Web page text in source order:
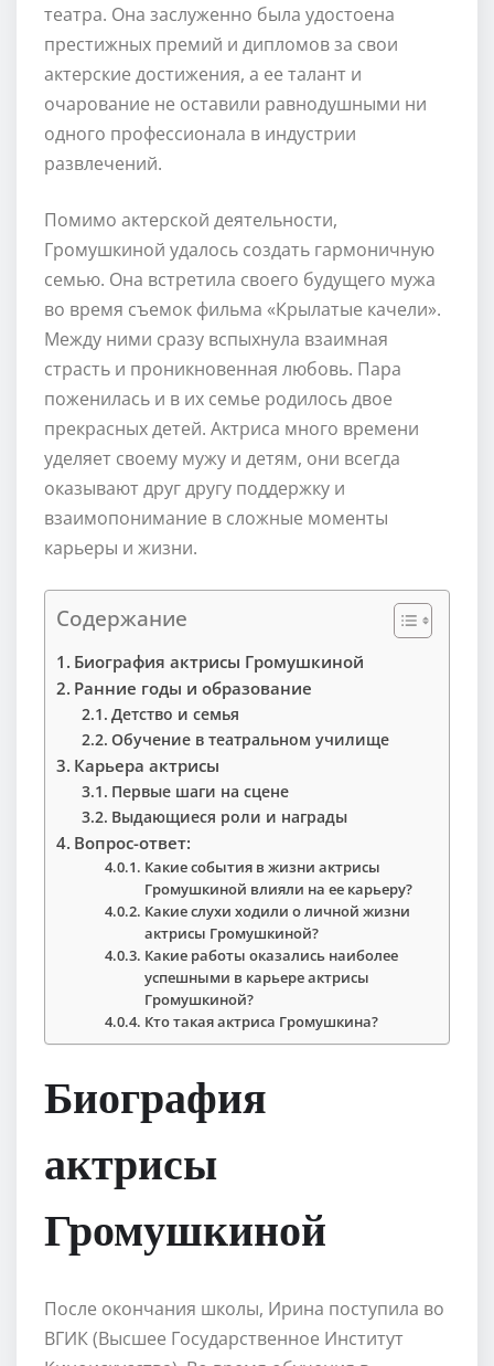
театра. Она заслуженно была удостоена
престижных премий и дипломов за свои
актерские достижения, а ее талант и
очарование не оставили равнодушными ни
одного профессионала в индустрии
развлечений.
Помимо актерской деятельности,
Громушкиной удалось создать гармоничную
семью. Она встретила своего будущего мужа
во время съемок фильма «Крылатые качели».
Между ними сразу вспыхнула взаимная
страсть и проникновенная любовь. Пара
поженилась и в их семье родилось двое
прекрасных детей. Актриса много времени
уделяет своему мужу и детям, они всегда
оказывают друг другу поддержку и
взаимопонимание в сложные моменты
карьеры и жизни.
Содержание
Биография актрисы Громушкиной
Ранние годы и образование
Детство и семья
Обучение в театральном училище
Карьера актрисы
Первые шаги на сцене
Выдающиеся роли и награды
Вопрос-ответ:
Какие события в жизни актрисы
Громушкиной влияли на ее карьеру?
Какие слухи ходили о личной жизни
актрисы Громушкиной?
Какие работы оказались наиболее
успешными в карьере актрисы
Громушкиной?
Кто такая актриса Громушкина?
Биография
актрисы
Громушкиной
После окончания школы, Ирина поступила во
ВГИК (Высшее Государственное Институт